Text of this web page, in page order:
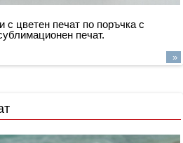
с цветен печат по поръчка с
печат.
»